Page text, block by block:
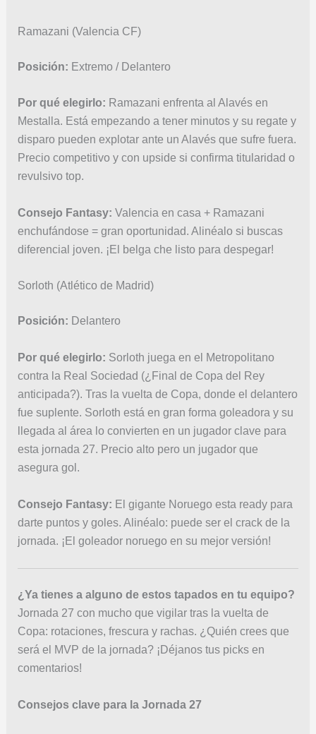
Ramazani (Valencia CF)
Posición: Extremo / Delantero
Por qué elegirlo: Ramazani enfrenta al Alavés en
Mestalla. Está empezando a tener minutos y su regate y
disparo pueden explotar ante un Alavés que sufre fuera.
Precio competitivo y con upside si confirma titularidad o
revulsivo top.
Consejo Fantasy: Valencia en casa + Ramazani
enchufándose = gran oportunidad. Alinéalo si buscas
diferencial joven. ¡El belga che listo para despegar!
Sorloth (Atlético de Madrid)
Posición: Delantero
Por qué elegirlo: Sorloth juega en el Metropolitano
contra la Real Sociedad (¿Final de Copa del Rey
anticipada?). Tras la vuelta de Copa, donde el delantero
fue suplente. Sorloth está en gran forma goleadora y su
llegada al área lo convierten en un jugador clave para
esta jornada 27. Precio alto pero un jugador que
asegura gol.
Consejo Fantasy: El gigante Noruego esta ready para
darte puntos y goles. Alinéalo: puede ser el crack de la
jornada. ¡El goleador noruego en su mejor versión!
¿Ya tienes a alguno de estos tapados en tu equipo?
Jornada 27 con mucho que vigilar tras la vuelta de
Copa: rotaciones, frescura y rachas. ¿Quién crees que
será el MVP de la jornada? ¡Déjanos tus picks en
comentarios!
Consejos clave para la Jornada 27